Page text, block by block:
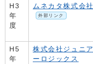
H3
年
度
ムネカタ株式会社
外部リンク
H5
年
株式会社ジュニア
ーロジックス